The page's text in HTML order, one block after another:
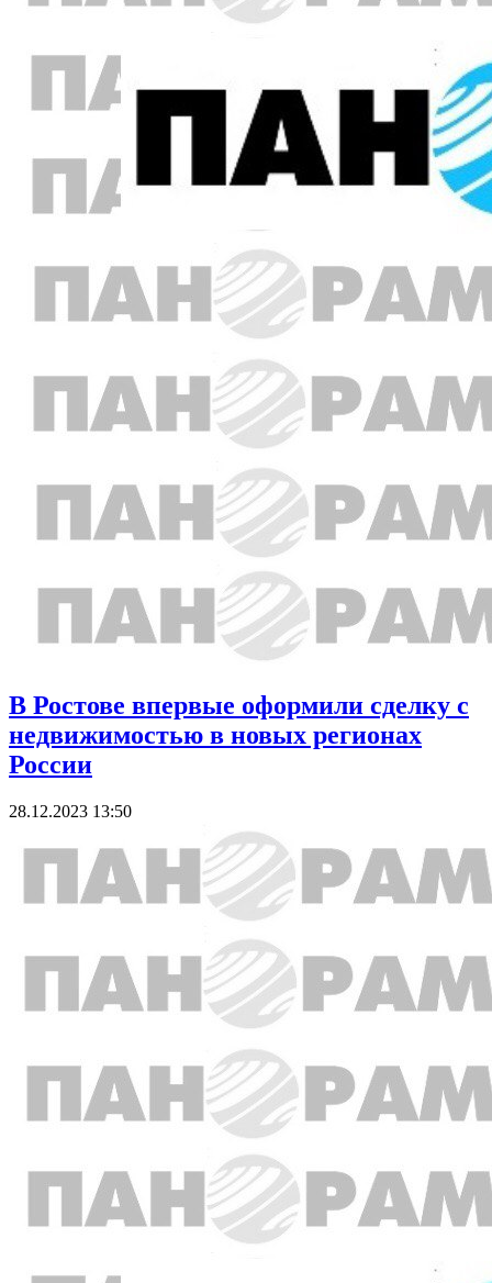
В Ростове впервые оформили сделку с
недвижимостью в новых регионах
России
28.12.2023 13:50